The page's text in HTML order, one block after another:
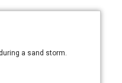
a sand storm.